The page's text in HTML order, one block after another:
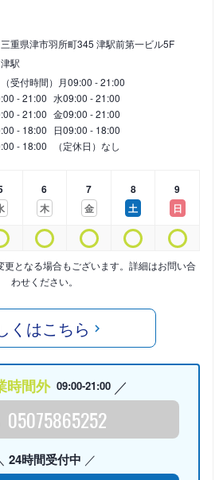
三重県津市羽所町345 津駅前第一ビル5F
津駅
（受付時間） 月09:00 - 21:00
- 21:00 水09:00 - 21:00
- 21:00 金09:00 - 21:00
- 18:00 日09:00 - 18:00
- 18:00 （定休日）なし
6
木
7
金
8
土
9
日
となる場合もございます。詳細はお問い合
わせください。
くはこちら
時間外 09:00-21:00
05075865252
24時間受付中